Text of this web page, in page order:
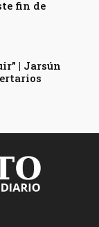
fin de
| Jarsún